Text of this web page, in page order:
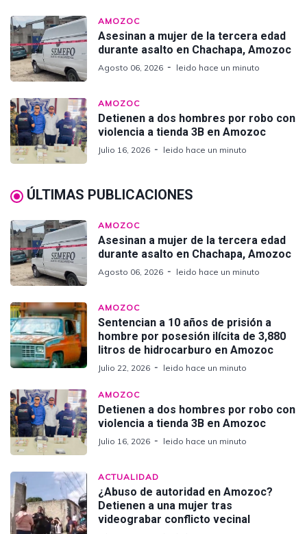
AMOZOC
Asesinan a mujer de la tercera edad
durante asalto en Chachapa, Amozoc
Agosto 06, 2026 leido hace un minuto
AMOZOC
Detienen a dos hombres por robo con
violencia a tienda 3B en Amozoc
Julio 16, 2026 leido hace un minuto
ÚLTIMAS PUBLICACIONES
AMOZOC
Asesinan a mujer de la tercera edad
durante asalto en Chachapa, Amozoc
Agosto 06, 2026 leido hace un minuto
AMOZOC
Sentencian a 10 años de prisión a
hombre por posesión ilícita de 3,880
litros de hidrocarburo en Amozoc
Julio 22, 2026 leido hace un minuto
AMOZOC
Detienen a dos hombres por robo con
violencia a tienda 3B en Amozoc
Julio 16, 2026 leido hace un minuto
ACTUALIDAD
¿Abuso de autoridad en Amozoc?
Detienen a una mujer tras
videograbar conflicto vecinal